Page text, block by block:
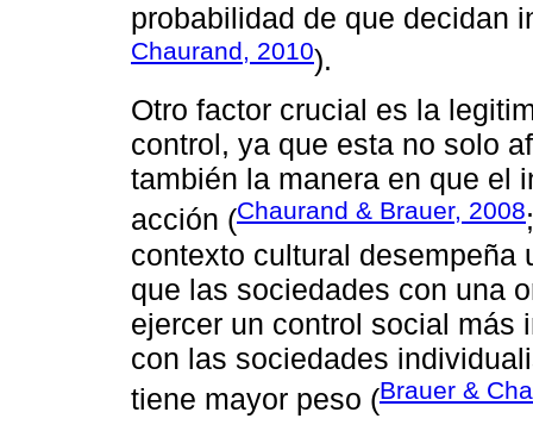
probabilidad de que decidan
Chaurand, 2010).
Otro factor crucial es la
control, ya que esta no solo
también la manera en que el
acción (Chaurand & Brauer, 2008
contexto cultural desempeña
que las sociedades con una
ejercer un control social más
con las sociedades
tiene mayor peso (Brauer &